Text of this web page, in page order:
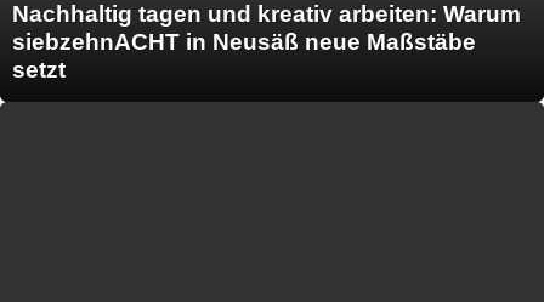
Nachhaltig tagen und kreativ arbeiten: Warum
siebzehnACHT in Neusäß neue Maßstäbe
setzt